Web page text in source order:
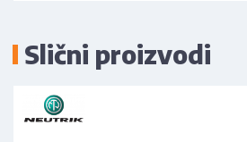
Slični proizvodi